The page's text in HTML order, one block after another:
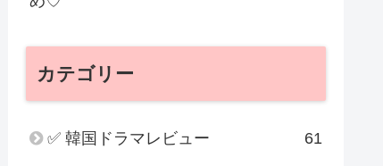
カテゴリー
✅ 韓国ドラマレビュー 61